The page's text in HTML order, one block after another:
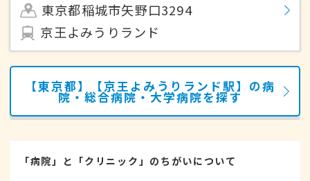
東京都稲城市矢野口3294
京王よみうりランド
【東京都】【京王よみうりランド駅】の病
院・総合病院・大学病院を探す
「病院」と「クリニック」のちがいについて